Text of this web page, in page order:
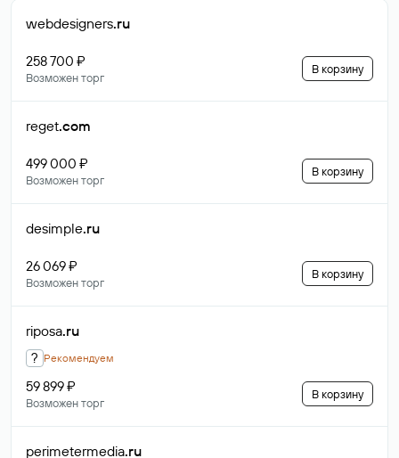
webdesigners.ru
258 700 ₽
Возможен торг
В корзину
reget.com
499 000 ₽
Возможен торг
В корзину
desimple.ru
26 069 ₽
Возможен торг
В корзину
riposa.ru
? Рекомендуем
59 899 ₽
Возможен торг
В корзину
perimetermedia.ru